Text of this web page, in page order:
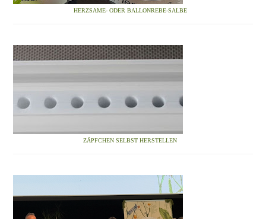
HERZSAME- ODER BALLONREBE-SALBE
ZÄPFCHEN SELBST HERSTELLEN